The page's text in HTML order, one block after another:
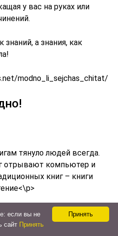
у вас на руках или
знаний, а знания, как
modno_li_sejchas_chitat/
тянуло людей всегда.
отрывают компьютер и
книг – книги
Принять
если вы не
сайт Принять